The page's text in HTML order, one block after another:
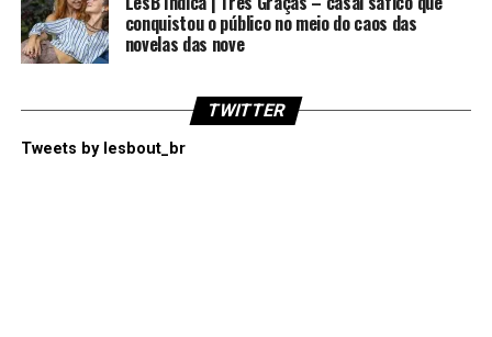
conquistou o público no meio do caos das
novelas das nove
TWITTER
Tweets by lesbout_br